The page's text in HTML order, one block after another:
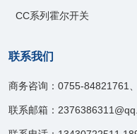
CC系列霍尔开关
联系我们
商务咨询：0755-84821761
联系邮箱：